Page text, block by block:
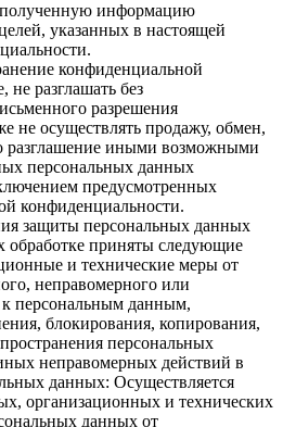
полученную информацию
указанных в настоящей
конфиденциальной
разглашать без
разрешения
не осуществлять продажу, обмен,
разглашение иными возможными
персональных данных
предусмотренных
конфиденциальности.
защиты персональных данных
обработке приняты следующие
и технические меры от
неправомерного или
к персональным данным,
блокирования, копирования,
персональных
неправомерных действий в
данных: Осуществляется
организационных и технических
данных от